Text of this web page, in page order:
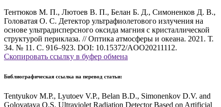
Тентюков М. П., Лютоев В. П., Белан Б. Д., Симоненков Д. В.,
Головатая О. С. Детектор ультрафиолетового излучения на
основе ультрадисперсного оксида магния с кристаллической
структурой периклаза. // Оптика атмосферы и океана. 2021. Т.
34. № 11. С. 916–923. DOI: 10.15372/AOO20211112.
Скопировать ссылку в буфер обмена
Библиографическая ссылка на перевод статьи:
Tentyukov M.P., Lyutoev V.P., Belan B.D., Simonenkov D.V. and
Golovataya O.S. Ultraviolet Radiation Detector Based on Artificial